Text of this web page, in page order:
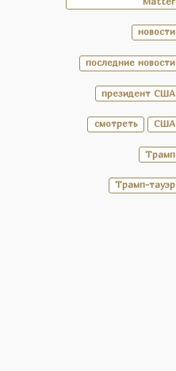
новости
последние новости
президент США
смотреть США
Трамп
Трамп-тауэр